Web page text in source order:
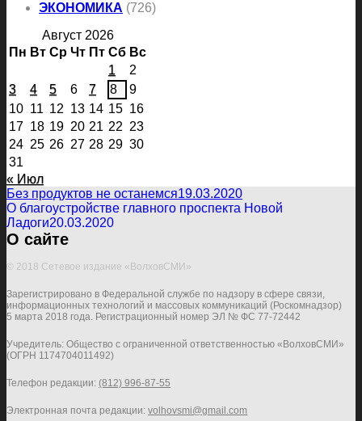
ЭКОНОМИКА (726)
Август 2026
Пн Вт Ср Чт Пт Сб Вс
1
2
3
4 5 6 7 8
9
10 11 12 13 14 15 16
17 18 19 20 21 22 23
24 25 26 27 28 29 30
31
« Июл
Без продуктов не останемся19.03.2020
О благоустройстве главного проспекта Новой
Ладоги20.03.2020
О сайте
© 2018 Сетевое издание «ВолховСМИ»
Зарегистрировано в Федеральной службе по надзору в сфере связи,
информационных технологий и массовых коммуникаций (Роскомнадзор)
5 марта 2018 года. Регистрационный номер ЭЛ № ФС 77-72442
Учредитель: Общество с ограниченной ответственностью «ВолховСМИ»
(ОГРН 1174704011492)
Телефон редакции: (812) 996-87-55
Электронная почта редакции: volhovsmi@gmail.com